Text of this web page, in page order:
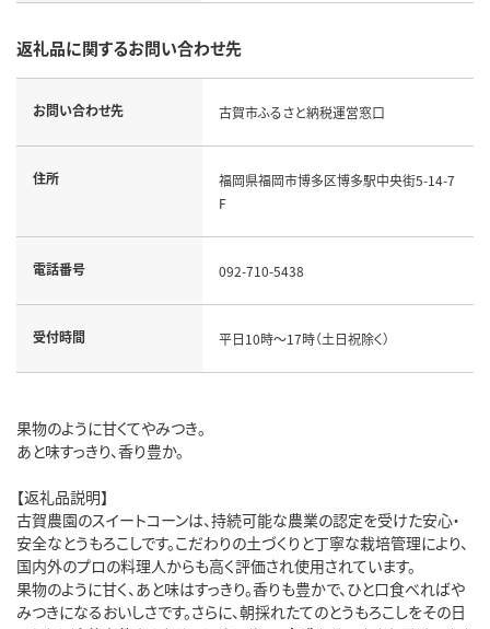
返礼品に関するお問い合わせ先
お問い合わせ先 古賀市ふるさと納税運営窓口
住所
福岡県福岡市博多区博多駅中央街5-14-7
F
電話番号 092-710-5438
受付時間 平日10時～17時（土日祝除く）
果物のように甘くてやみつき。
あと味すっきり、香り豊か。
【返礼品説明】
古賀農園のスイートコーンは、持続可能な農業の認定を受けた安心・
安全なとうもろこしです。こだわりの土づくりと丁寧な栽培管理により、
国内外のプロの料理人からも高く評価され使用されています。
果物のように甘く、あと味はすっきり。香りも豊かで、ひと口食べればや
みつきになるおいしさです。さらに、朝採れたてのとうもろこしをその日